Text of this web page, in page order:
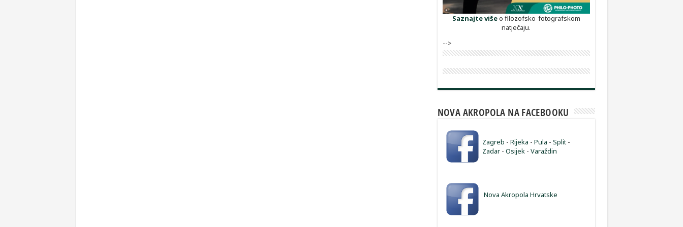
Saznajte višeo filozofsko-fotografskom
natječaju.
-->
NOVA AKROPOLA NA FACEBOOKU
Zagreb - Rijeka - Pula - Split-
Zadar- Osijek- Varaždin
Nova Akropola Hrvatske